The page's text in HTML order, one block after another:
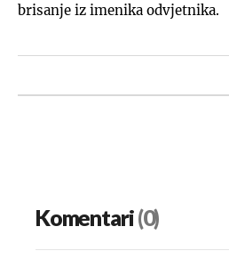
brisanje iz imenika odvjetnika.
Komentari(0)